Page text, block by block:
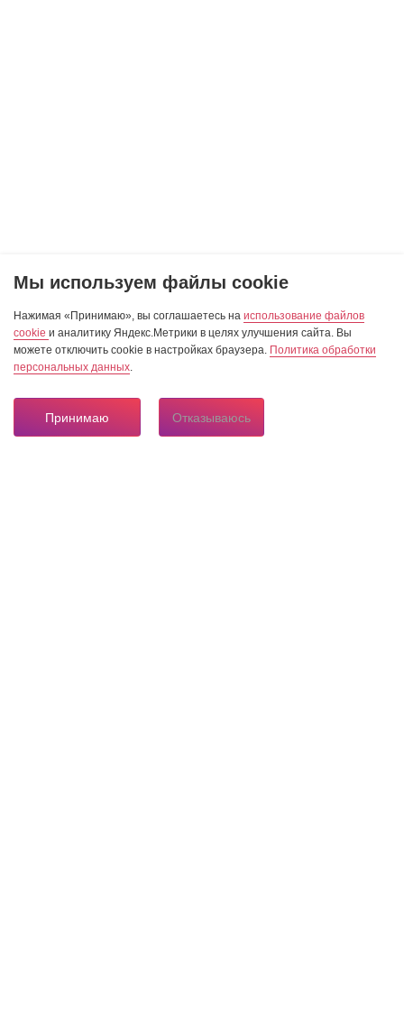
Мы используем файлы cookie
Нажимая «Принимаю», вы соглашаетесь на использование файлов
cookie и аналитику Яндекс.Метрики в целях улучшения сайта. Вы
можете отключить cookie в настройках браузера. Политика обработки
персональных данных.
Принимаю Отказываюсь